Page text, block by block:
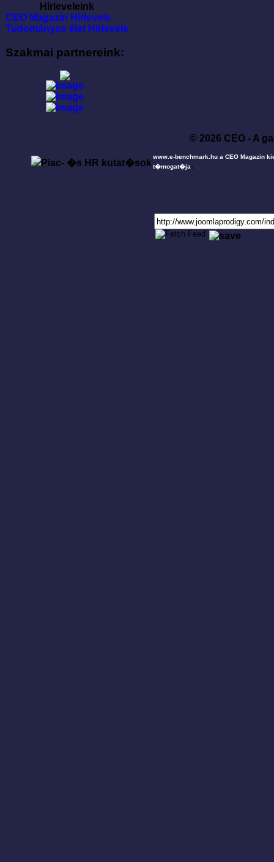
Hírleveleink
CEO Magazin Hírlevele
Tudományos élet Hírlevele
Szakmai partnereink:
© 2026 CEO - A
www.e-benchmark.hu a CEO Magazin
t�mogat�ja.